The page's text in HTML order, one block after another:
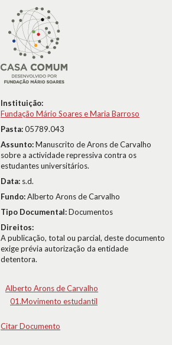
Instituição:
Fundação Mário Soares e Maria Barroso
Pasta:05789.043
Assunto:Manuscrito de Arons de Carvalho
sobre a actividade repressiva contra os
estudantes universitários.
Data: s.d.
Fundo:Alberto Arons de Carvalho
Tipo Documental:Documentos
Direitos:
A publicação, total ou parcial, deste documento
exige prévia autorização da entidade
detentora.
Alberto Arons de Carvalho
01.Movimento estudantil
Citar Documento